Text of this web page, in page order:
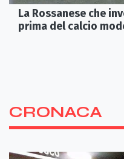
La Rossanese che
prima del calcio
CRONACA